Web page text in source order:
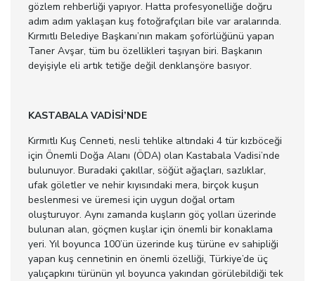
gözlem rehberliği yapıyor. Hatta profesyonelliğe doğru
adım adım yaklaşan kuş fotoğrafçıları bile var aralarında.
Kırmıtlı Belediye Başkanı’nın makam şoförlüğünü yapan
Taner Avşar, tüm bu özellikleri taşıyan biri. Başkanın
deyişiyle eli artık tetiğe değil denklanşöre basıyor.
KASTABALA VADİSİ’NDE
Kırmıtlı Kuş Cenneti, nesli tehlike altındaki 4 tür kızböceği
için Önemli Doğa Alanı (ÖDA) olan Kastabala Vadisi’nde
bulunuyor. Buradaki çakıllar, söğüt ağaçları, sazlıklar,
ufak göletler ve nehir kıyısındaki mera, birçok kuşun
beslenmesi ve üremesi için uygun doğal ortam
oluşturuyor. Aynı zamanda kuşların göç yolları üzerinde
bulunan alan, göçmen kuşlar için önemli bir konaklama
yeri. Yıl boyunca 100’ün üzerinde kuş türüne ev sahipliği
yapan kuş cennetinin en önemli özelliği, Türkiye’de üç
yalıçapkını türünün yıl boyunca yakından görülebildiği tek